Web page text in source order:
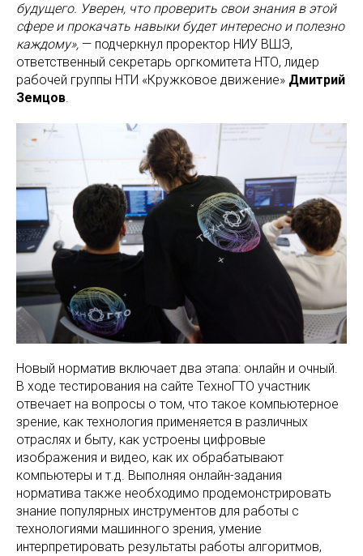
будущего. Уверен, что проверить свои знания в этой
сфере и прокачать навыки будет интересно и полезно
каждому», — подчеркнул проректор НИУ ВШЭ,
ответственный секретарь оргкомитета НТО, лидер
рабочей группы НТИ «Кружковое движение» Дмитрий
Земцов.
Новый норматив включает два этапа: онлайн и очный.
В ходе тестирования на сайте ТехноГТО участник
отвечает на вопросы о том, что такое компьютерное
зрение, как технология применяется в различных
отраслях и быту, как устроены цифровые
изображения и видео, как их обрабатывают
компьютеры и т.д. Выполняя онлайн-задания
норматива также необходимо продемонстрировать
знание популярных инструментов для работы с
технологиями машинного зрения, умение
интерпретировать результаты работы алгоритмов,